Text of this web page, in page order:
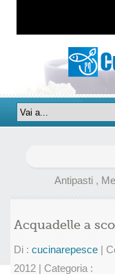
Antipasti ,
Acquadelle a
Di : cucinarepesce |
2012 | Categoria :